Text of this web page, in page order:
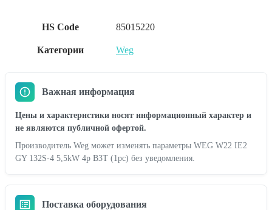
HS Code 85015220
Категории Weg
Важная информация
Цены и характеристики носят информационный характер и
не являются публичной офертой.
Производитель Weg может изменять параметры WEG W22 IE2
GY 132S-4 5,5kW 4p B3T (1pc) без уведомления.
Поставка оборудования